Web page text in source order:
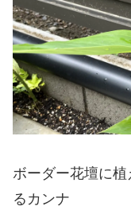
ボーダー花壇に
るカンナ